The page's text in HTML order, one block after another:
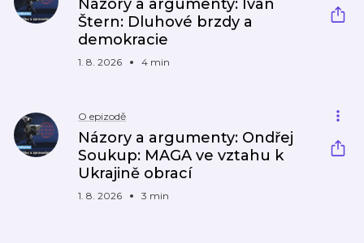
Názory a argumenty: Ivan
Štern: Dluhové brzdy a
demokracie
1. 8. 2026 4 min
O epizodě
Názory a argumenty: Ondřej
Soukup: MAGA ve vztahu k
Ukrajině obrací
1. 8. 2026 3 min